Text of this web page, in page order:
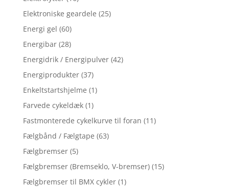
Elektroniske geardele (25)
Energi gel (60)
Energibar (28)
Energidrik / Energipulver (42)
Energiprodukter (37)
Enkeltstartshjelme (1)
Farvede cykeldæk (1)
Fastmonterede cykelkurve til foran (11)
Fælgbånd / Fælgtape (63)
Fælgbremser (5)
Fælgbremser (Bremseklo, V-bremser) (15)
Fælgbremser til BMX cykler (1)